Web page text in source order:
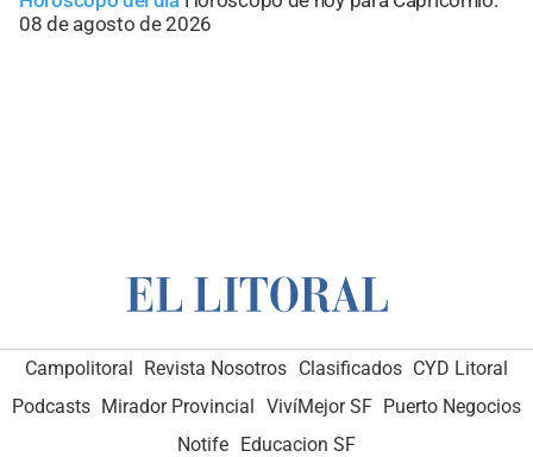
08 de agosto de 2026
Campolitoral Revista Nosotros Clasificados CYD Litoral
Podcasts Mirador Provincial VivíMejor SF Puerto Negocios
Notife Educacion SF